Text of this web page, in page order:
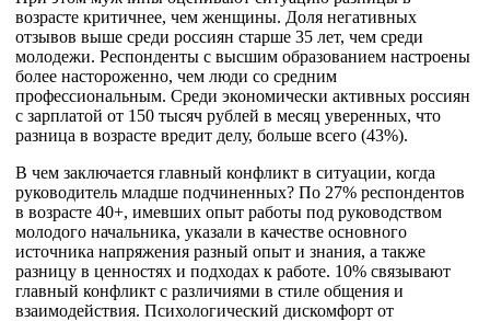
возрасте критичнее, чем женщины. Доля негативных
отзывов выше среди россиян старше 35 лет, чем среди
молодежи. Респонденты с высшим образованием настроены
более настороженно, чем люди со средним
профессиональным. Среди экономически активных россиян
с зарплатой от 150 тысяч рублей в месяц уверенных, что
разница в возрасте вредит делу, больше всего (43%).
В чем заключается главный конфликт в ситуации, когда
руководитель младше подчиненных? По 27% респондентов
в возрасте 40+, имевших опыт работы под руководством
молодого начальника, указали в качестве основного
источника напряжения разный опыт и знания, а также
разницу в ценностях и подходах к работе. 10% связывают
главный конфликт с различиями в стиле общения и
взаимодействия. Психологический дискомфорт от